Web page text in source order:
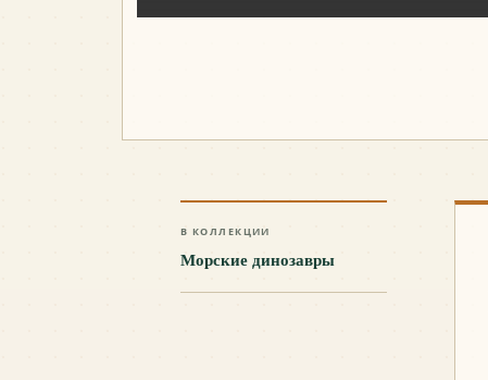
В КОЛЛЕКЦИИ
Морские динозавры